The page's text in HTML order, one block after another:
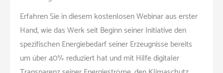
Erfahren Sie in diesem kostenlosen Webinar aus erster
Hand, wie das Werk seit Beginn seiner Initiative den
spezifischen Energiebedarf seiner Erzeugnisse bereits
um über 40% reduziert hat und mit Hilfe digitaler